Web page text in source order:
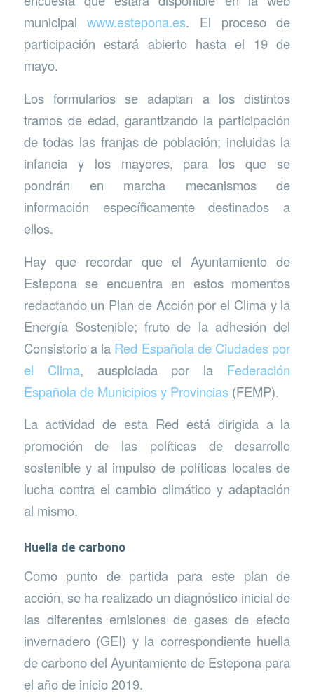
municipalwww.estepona.es. El proceso de
participación estará abierto hasta el 19 de
mayo.
Los formularios se adaptan a los distintos
tramos de edad, garantizando la participación
de todas las franjas de población; incluidas la
infancia y los mayores, para los que se
pondrán en marcha mecanismos de
información específicamente destinados a
ellos.
Hay que recordar que el Ayuntamiento de
Estepona se encuentra en estos momentos
redactando un Plan de Acción por el Clima y la
Energía Sostenible; fruto de la adhesión del
Consistorio a la Red Española de Ciudades por
el Clima, auspiciada por la Federación
Española de Municipios y Provincias(FEMP).
La actividad de esta Red está dirigida a la
promoción de las políticas de desarrollo
sostenible y al impulso de políticas locales de
lucha contra el cambio climático y adaptación
al mismo.
Huella de carbono
Como punto de partida para este plan de
acción, se ha realizado un diagnóstico inicial de
las diferentes emisiones de gases de efecto
invernadero (GEI) y la correspondiente huella
de carbono del Ayuntamiento de Estepona para
el año de inicio 2019.